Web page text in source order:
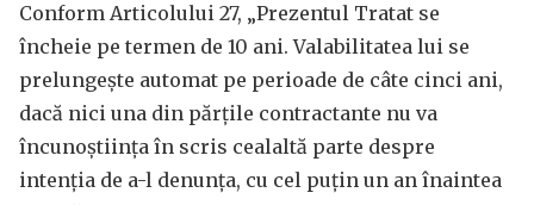
Conform Articolului 27, „Prezentul Tratat se
încheie pe termen de 10 ani. Valabilitatea lui se
prelungește automat pe perioade de câte cinci ani,
dacă nici una din părțile contractante nu va
încunoștiința în scris cealaltă parte despre
intenția de a-l denunța, cu cel puțin un an înaintea